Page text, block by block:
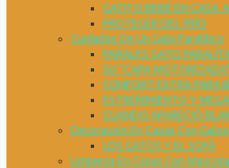
GATITO BEBÉ EN CASA.
PROTEGER DEL FRÍO
Cuidados De Un Gato Paralítico
PAÑALES GATO
SU “CAPA MOTORIZADA”
CONFORT EXTRA PARA
ESTREÑIMIENTO Y
CUANDO APARECIÓ
Decoración En Casas Con Gatos
LOS GATOS Y EL SOFÁ
Limpieza En Casas Con